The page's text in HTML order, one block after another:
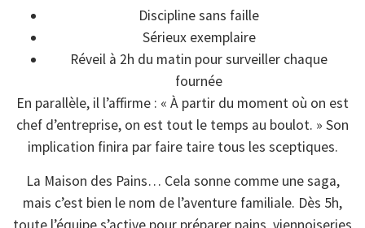
Discipline sans faille
Sérieux exemplaire
Réveil à 2h du matin pour surveiller chaque
fournée
En parallèle, il l’affirme : « À partir du moment où on est
chef d’entreprise, on est tout le temps au boulot. » Son
implication finira par faire taire tous les sceptiques.
La Maison des Pains… Cela sonne comme une saga,
mais c’est bien le nom de l’aventure familiale. Dès 5h,